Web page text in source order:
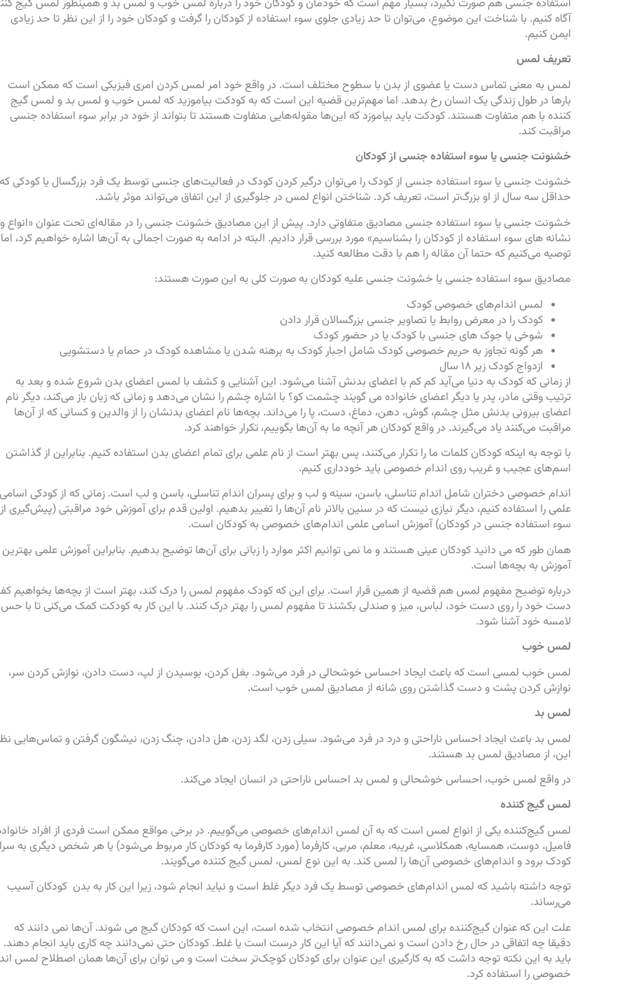
استفاده جنسی هم صورت نگیرد، بسیار مهم است که خودمان و کودکان خود را درباره لمس خوب و لمس بد و همینطور لمس گیج
آگاه کنیم. با شناخت این موضوع، می‌توان تا حد زیادی جلوی سوء استفاده از کودکان را گرفت و کودکان خود را از این نظر تا حد زیادی
ایمن کنیم.
تعریف لمس
لمس به معنی تماس دست یا عضوی از بدن با سطوح مختلف است. در واقع خود امر لمس کردن امری فیزیکی است که ممکن است
بارها در طول زندگی یک انسان رخ بدهد. اما مهم‌ترین قضیه این است که به کودکت بیاموزید که لمس خوب و لمس بد و لمس گیج
کننده با هم متفاوت هستند. کودکت باید بیاموزد که این‌ها مقوله‌هایی متفاوت هستند تا بتواند از خود در برابر سوء استفاده جنسی
مراقبت کند.
خشنونت جنسی یا سوء استفاده جنسی از کودکان
خشونت جنسی یا سوء استفاده جنسی از کودک را می‌توان درگیر کردن کودک در فعالیت‌های جنسی توسط یک فرد بزرگسال یا کودکی که
حداقل سه سال از او بزرگ‌تر است، تعریف کرد. شناختن انواع لمس در جلوگیری از این اتفاق می‌تواند موثر باشد.
خشونت جنسی یا سوء استفاده جنسی مصادیق متفاوتی دارد. پیش از این مصادیق خشونت جنسی را در مقاله‌ای تحت عنوان «انواع و
نشانه های سوء استفاده از کودکان را بشناسیم» مورد بررسی قرار دادیم. البته در ادامه به صورت اجمالی به آن‌ها اشاره خواهیم کرد، اما
توصیه می‌کنیم که حتما آن مقاله را هم با دقت مطالعه کنید.
مصادیق سوء استفاده جنسی یا خشونت جنسی علیه کودکان به صورت کلی به این صورت هستند:
لمس اندام‌های خصوصی کودک
کودک را در معرض روابط یا تصاویر جنسی بزرگسالان قرار دادن
شوخی یا جوک های جنسی با کودک یا در حضور کودک
هر گونه تجاوز به حریم خصوصی کودک شامل اجبار کودک به برهنه شدن یا مشاهده کودک در حمام یا دستشویی
ازدواج کودک زیر ۱۸ سال
از زمانی که کودک به دنیا می‌آید کم کم با اعضای بدنش آشنا می‌شود. این آشنایی و کشف با لمس اعضای بدن شروع شده و بعد به
ترتیب وقتی مادر، پدر یا دیگر اعضای خانواده می گویند چشمت کو؟ با اشاره چشم را نشان می‌دهد و زمانی که زبان باز می‌کند، دیگر نام
اعضای بیرونی بدنش مثل چشم، گوش، دهن، دماغ، دست، پا را می‌داند. بچه‌ها نام اعضای بدنشان را از والدین و کسانی که از آن‌ها
مراقبت می‌کنند یاد می‌گیرند. در واقع کودکان هر آنچه ما به آن‌ها بگوییم، تکرار خواهند کرد.
با توجه به اینکه کودکان کلمات ما را تکرار می‌کنند، پس بهتر است از نام علمی برای تمام اعضای بدن استفاده کنیم. بنابراین از گذاشتن
اسم‌های عجیب و غریب روی اندام خصوصی باید خودداری کنیم.
اندام خصوصی دختران شامل اندام تناسلی، باسن، سینه و لب و برای پسران اندام تناسلی، باسن و لب است. زمانی که از کودکی اسامی
علمی را استفاده کنیم، دیگر نیازی نیست که در سنین بالاتر نام آن‌ها را تغییر بدهیم. اولین قدم برای آموزش خود مراقبتی (پیش‌گیری از
سوء استفاده جنسی در کودکان) آموزش اسامی علمی اندام‌های خصوصی به کودکان است.
همان طور که می دانید کودکان عینی هستند و ما نمی توانیم اکثر موارد را زبانی برای آن‌ها توضیح بدهیم. بنابراین آموزش علمی بهترین
آموزش به بچه‌ها است.
درباره توضیح مفهوم لمس هم قضیه از همین قرار است. برای این که کودک مفهوم لمس را درک کند، بهتر است از بچه‌ها بخواهیم
دست خود را روی دست خود، لباس، میز و صندلی بکشند تا مفهوم لمس را بهتر درک کنند. با این کار به کودکت کمک می‌کنی تا با حس
لامسه خود آشنا شود.
لمس خوب
لمس خوب لمسی است که باعث ایجاد احساس خوشحالی در فرد می‌شود. بغل کردن، بوسیدن از لپ، دست دادن، نوازش کردن سر،
نوازش کردن پشت و دست گذاشتن روی شانه از مصادیق لمس خوب است.
لمس بد
لمس بد باعث ایجاد احساس ناراحتی و درد در فرد می‌شود. سیلی زدن، لگد زدن، هل دادن، چنگ زدن، نیشگون گرفتن و تماس‌هایی
این، از مصادیق لمس بد هستند.
در واقع لمس خوب، احساس خوشحالی و لمس بد احساس ناراحتی در انسان ایجاد می‌کند.
لمس گیج کننده
لمس گیج‌کننده یکی از انواع لمس است که به آن لمس اندام‌های خصوصی می‌گوییم. در برخی مواقع ممکن است فردی از افراد
فامیل، دوست، همسایه، همکلاسی، غریبه، معلم، مربی، کارفرما (مورد کارفرما به کودکان کار مربوط می‌شود) یا هر شخص دیگری به
کودک برود و اندام‌های خصوصی آن‌ها را لمس کند. به این نوع لمس، لمس گیج کننده می‌گویند.
توجه داشته باشید که لمس اندام‌های خصوصی توسط یک فرد دیگر غلط است و نباید انجام شود، زیرا این کار به بدن کودکان آسیب
می‌رساند.
علت این که عنوان گیج‌کننده برای لمس اندام خصوصی انتخاب شده است، این است که کودکان گیج می شوند. آن‌ها نمی دانند که
دقیقا چه اتفاقی در حال رخ دادن است و نمی‌دانند که آیا این کار درست است یا غلط. کودکان حتی نمی‌دانند چه کاری باید انجام دهند.
باید به این نکته توجه داشت که به کارگیری این عنوان برای کودکان کوچک‌تر سخت است و می توان برای آن‌ها همان اصطلاح لمس
خصوصی را استفاده کرد.